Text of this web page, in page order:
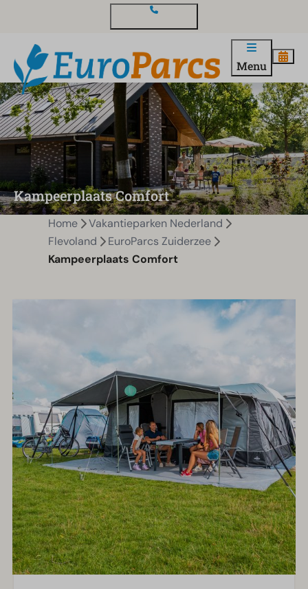
Menu
Kampeerplaats Comfort
Home
Vakantieparken Nederland
Flevoland
EuroParcs Zuiderzee
Kampeerplaats Comfort